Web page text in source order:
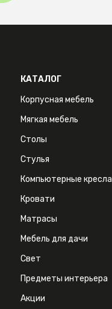
КАТАЛОГ
Корпусная мебель
Мягкая мебель
Столы
Стулья
Компьютерные кресла
Кровати
Матрасы
Мебель для дачи
Свет
Предметы интерьера
Акции